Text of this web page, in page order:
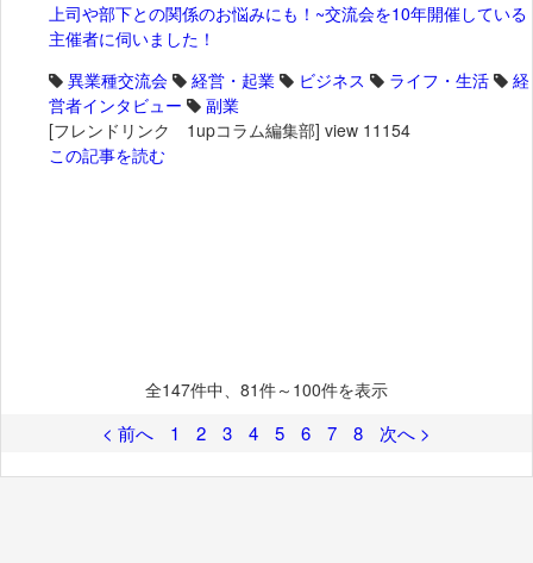
上司や部下との関係のお悩みにも！~交流会を10年開催している
主催者に伺いました！
異業種交流会
経営・起業 ビジネス ライフ・生活
経
営者インタビュー
副業
[フレンドリンク 1upコラム編集部] view 11154
この記事を読む
全147件中、81件～100件を表示
< 前へ 1 2 3 4 5 6 7 8 次へ >